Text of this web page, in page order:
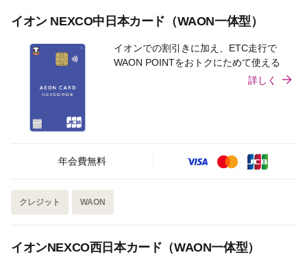
イオン NEXCO中日本カード（WAON一体型）
イオンでの割引きに加え、ETC走行で
WAON POINTをおトクにためて使える
詳しく
年会費無料
クレジット WAON
イオンNEXCO西日本カード（WAON一体型）